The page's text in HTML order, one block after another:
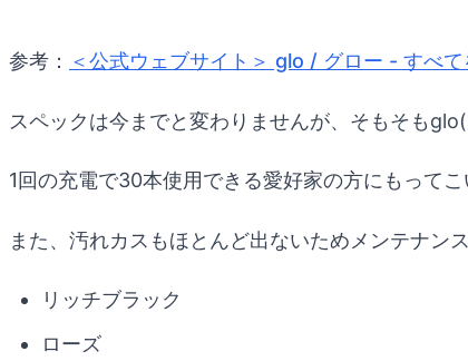
参考： ＜公式ウェブサイト＞ glo / グロー - すべ
スペックは今までと変わりませんが、そもそも
1回の充電で30本使用できる愛好家の方にもって
また、汚れカスもほとんど出ないためメンテナン
リッチブラック
ローズ